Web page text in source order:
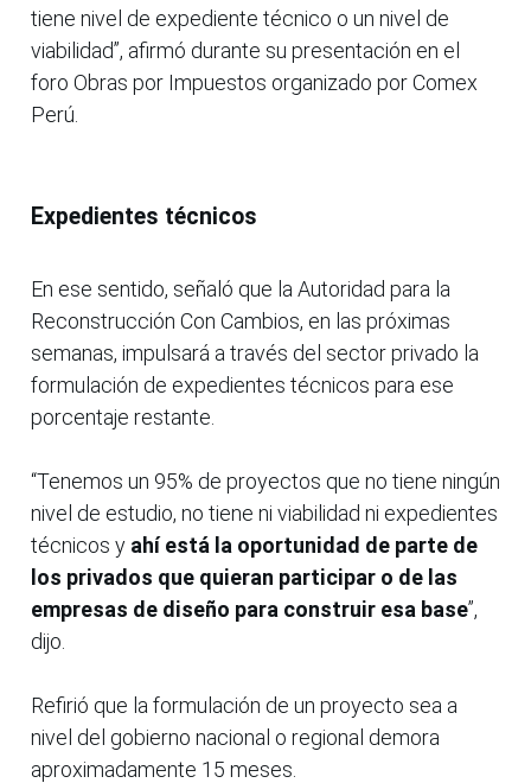
tiene nivel de expediente técnico o un nivel de
viabilidad”, afirmó durante su presentación en el
foro Obras por Impuestos organizado por Comex
Perú.
Expedientes técnicos
En ese sentido, señaló que la Autoridad para la
Reconstrucción Con Cambios, en las próximas
semanas, impulsará a través del sector privado la
formulación de expedientes técnicos para ese
porcentaje restante.
“Tenemos un 95% de proyectos que no tiene ningún
nivel de estudio, no tiene ni viabilidad ni expedientes
técnicos y ahí está la oportunidad de parte de
los privados que quieran participar o de las
empresas de diseño para construir esa base”,
dijo.
Refirió que la formulación de un proyecto sea a
nivel del gobierno nacional o regional demora
aproximadamente 15 meses.